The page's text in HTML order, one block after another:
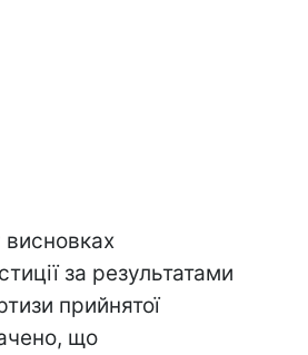
за результатами
прийнятої
що